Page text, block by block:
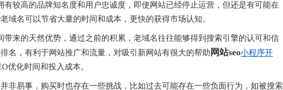
有较高的品牌知名度和用户忠诚度，即使网站已经停止运营，但还是有可能在
域名可以节省大量的时间和成本，更快的获得市场认知。
带来的天然优势，通过之前的积累，老域名往往能够得到搜索引擎的认可和信
名，有利于网站推广和流量，对吸引新网站有很大的帮助 网站seo小程序开
优化时间和投入成本。
非易事，购买时也存在一些挑战，比如过去可能存在一些负面行为，如被搜索